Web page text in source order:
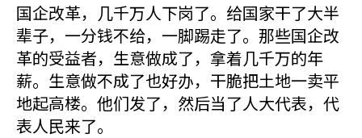
国企改革，几千万人下岗了。给国家干了大半
辈子，一分钱不给，一脚踢走了。那些国企改
革的受益者，生意做成了，拿着几千万的年
薪。生意做不成了也好办，干脆把土地一卖平
地起高楼。他们发了，然后当了人大代表，代
表人民来了。